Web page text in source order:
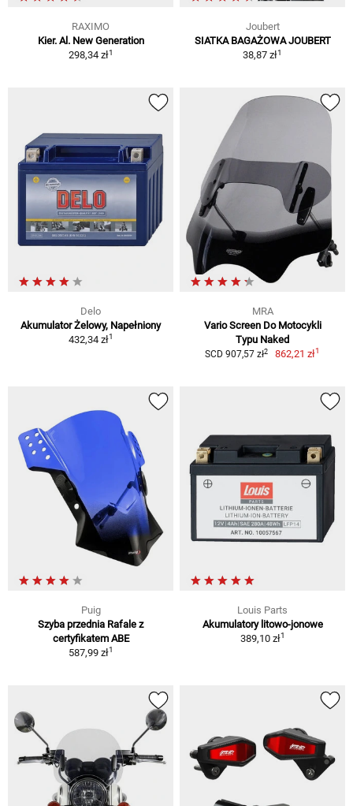
RAXIMO
Kier. Al. New Generation
298,34 zł1
Joubert
SIATKA BAGAŻOWA JOUBERT
38,87 zł1
Delo
Akumulator Żelowy, Napełniony
432,34 zł1
MRA
Vario Screen Do Motocykli
Typu Naked
SCD 907,57 zł2 862,21 zł1
Puig
Szyba przednia Rafale z
certyfikatem ABE
587,99 zł1
Louis Parts
Akumulatory litowo-jonowe
389,10 zł1